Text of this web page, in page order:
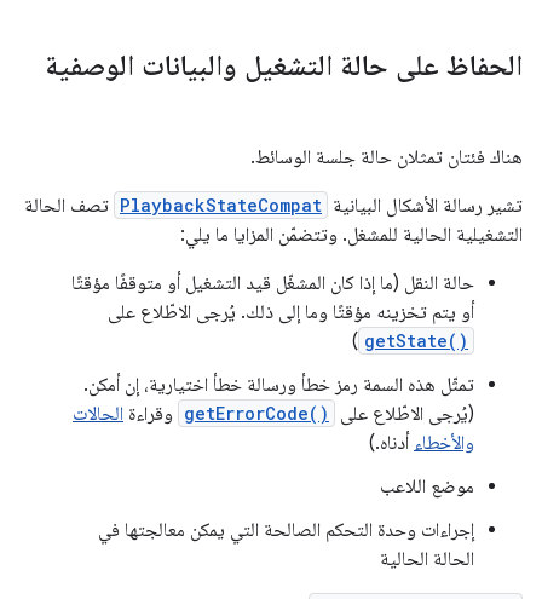
الحفاظ على حالة التشغيل والبيانات الوصفية
هناك فئتان تمثلان حالة جلسة الوسائط.
تشير رسالة الأشكال البيانية PlaybackStateCompat تصف الحالة
التشغيلية الحالية للمشغل. وتتضمّن المزايا ما يلي:
حالة النقل (ما إذا كان المشغّل قيد التشغيل أو متوقفًا مؤقتًا
أو يتم تخزينه مؤقتًا وما إلى ذلك. يُرجى الاطّلاع على
getState()
)
تمثّل هذه السمة رمز خطأ ورسالة خطأ اختيارية، إن أمكن.
(يُرجى الاطّلاع على
getErrorCode() وقراءة الحالات
والأخطاء أدناه.)
موضع اللاعب
إجراءات وحدة التحكم الصالحة التي يمكن معالجتها في
الحالة الحالية